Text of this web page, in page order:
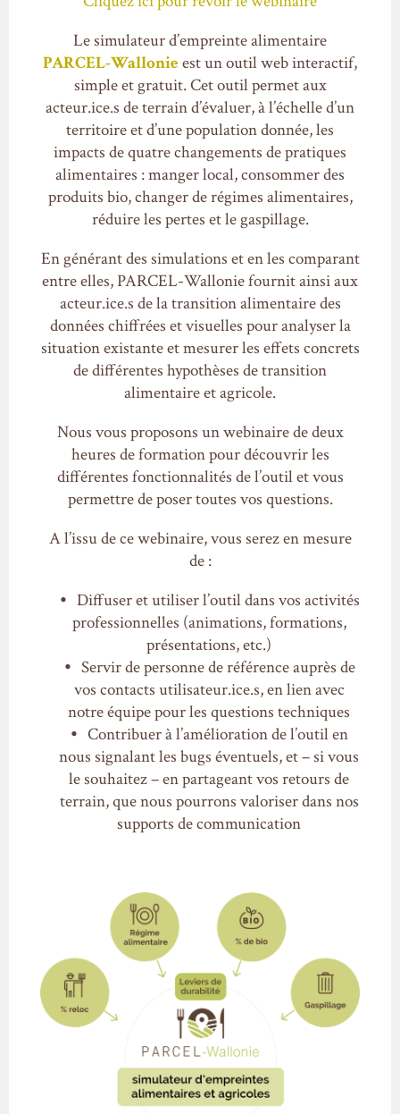
Le simulateur d’empreinte alimentaire
PARCEL-Wallonie est un outil web interactif,
simple et gratuit. Cet outil permet aux
acteur.ice.s de terrain d’évaluer, à l’échelle d’un
territoire et d’une population donnée, les
impacts de quatre changements de pratiques
alimentaires : manger local, consommer des
produits bio, changer de régimes alimentaires,
réduire les pertes et le gaspillage.
En générant des simulations et en les comparant
entre elles, PARCEL-Wallonie fournit ainsi aux
acteur.ice.s de la transition alimentaire des
données chiffrées et visuelles pour analyser la
situation existante et mesurer les effets concrets
de différentes hypothèses de transition
alimentaire et agricole.
Nous vous proposons un webinaire de deux
heures de formation pour découvrir les
différentes fonctionnalités de l’outil et vous
permettre de poser toutes vos questions.
A l’issu de ce webinaire, vous serez en mesure
de :
Diffuser et utiliser l’outil dans vos activités
professionnelles (animations, formations,
présentations, etc.)
Servir de personne de référence auprès de
vos contacts utilisateur.ice.s, en lien avec
notre équipe pour les questions techniques
Contribuer à l’amélioration de l’outil en
nous signalant les bugs éventuels, et – si vous
le souhaitez – en partageant vos retours de
terrain, que nous pourrons valoriser dans nos
supports de communication